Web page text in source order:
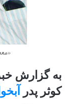
به گزارش
کوثر پدر